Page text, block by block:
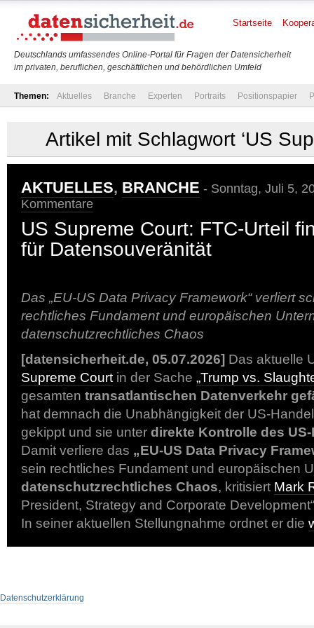
Deutschlands umfassendes Online-Portal für Fragen der Datensicherheit
im privaten, beruflichen, geschäftlichen und behördlichen Umfeld
Startseite
Themen: Aktuelles Branche Experten Portraits Positionspapier
Artikel mit Schlagwort ‘US
AKTUELLES, BRANCHE - Sonntag, Juli 5,
Kommentare
US Supreme Court: FTC-Urteil
für Datensouveränität
Das „EU-US Data Privacy Framework“ verliert
rechtliches Fundament und europäischen
datenschutzrechtliches Chaos
[datensicherheit.de, 05.07.2026] Das aktuelle
Supreme Court in der Sache „Trump vs.
gesamten transatlantischen Datenverkehr
hat demnach die Unabhängigkeit der US-
gekippt und sie unter direkte Kontrolle des
Damit verliere das „EU-US Data Privacy
sein rechtliches Fundament und europäischen
datenschutzrechtliches Chaos, kritisiert Mark
President, Strategy and Corporate
In seiner aktuellen Stellungnahme ordnet er die
Datenschutzerklärung